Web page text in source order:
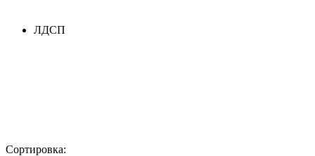
ЛДСП
Сортировка: